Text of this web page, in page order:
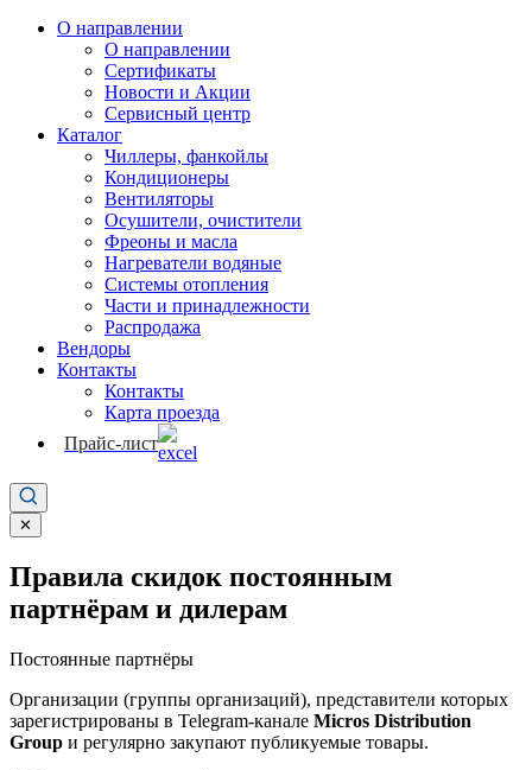
О направлении
О направлении
Сертификаты
Новости и Акции
Сервисный центр
Каталог
Чиллеры, фанкойлы
Кондиционеры
Вентиляторы
Осушители, очистители
Фреоны и масла
Нагреватели водяные
Системы отопления
Части и принадлежности
Раcпродажа
Вендоры
Контакты
Контакты
Карта проезда
Прайс-лист
✕
Правила скидок постоянным
партнёрам и дилерам
Постоянные партнёры
Организации (группы организаций), представители которых
зарегистрированы в Telegram-канале Micros Distribution
Group и регулярно закупают публикуемые товары.